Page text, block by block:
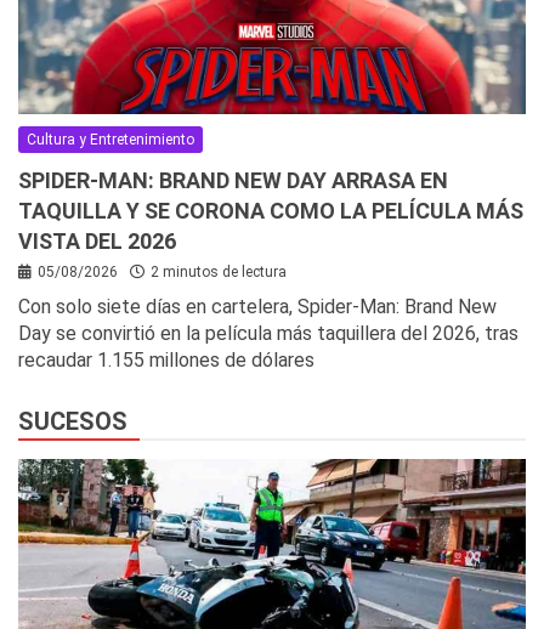
Cultura y Entretenimiento
SPIDER-MAN: BRAND NEW DAY ARRASA EN
TAQUILLA Y SE CORONA COMO LA PELÍCULA MÁS
VISTA DEL 2026
05/08/2026 2 minutos de lectura
Con solo siete días en cartelera, Spider-Man: Brand New
Day se convirtió en la película más taquillera del 2026, tras
recaudar 1.155 millones de dólares
SUCESOS